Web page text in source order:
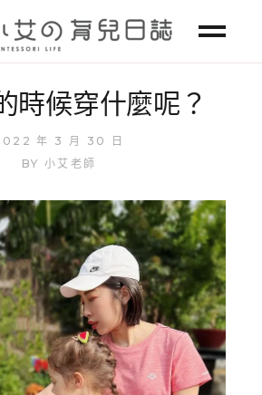
時候穿什麼呢？
年 3 月 30 日
BY 小艾老師